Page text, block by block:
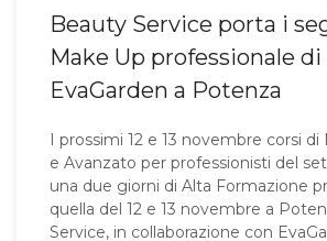
Beauty Service porta i
Make Up professionale di
EvaGarden a Potenza
I prossimi 12 e 13 novembre corsi di
e Avanzato per professionisti del
una due giorni di Alta Formazione
quella del 12 e 13 novembre a
Service, in collaborazione con